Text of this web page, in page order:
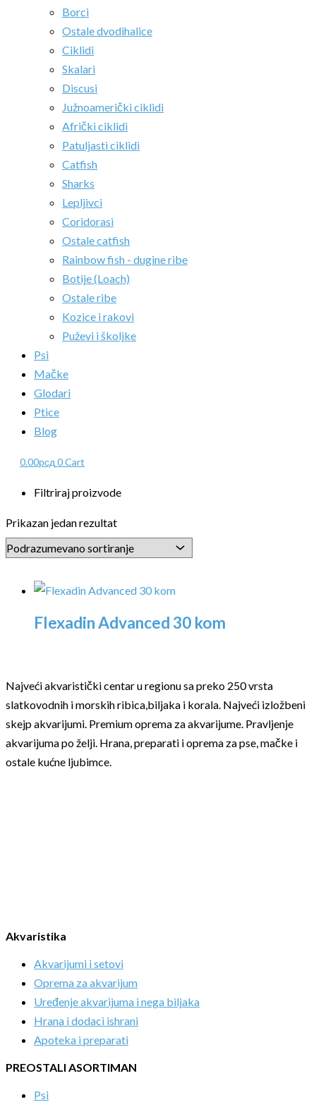
Borci
Ostale dvodihalice
Ciklidi
Skalari
Discusi
Južnoamerički ciklidi
Afrički ciklidi
Patuljasti ciklidi
Catfish
Sharks
Lepljivci
Coridorasi
Ostale catfish
Rainbow fish - dugine ribe
Botije (Loach)
Ostale ribe
Kozice i rakovi
Puževi i školjke
Psi
Mačke
Glodari
Ptice
Blog
0.00рсд 0Cart
Filtriraj proizvode
Prikazan jedan rezultat
Flexadin Advanced 30 kom
Najveći akvaristički centar u regionu sa preko 250 vrsta
slatkovodnih i morskih ribica,biljaka i korala. Najveći izložbeni
skejp akvarijumi. Premium oprema za akvarijume. Pravljenje
akvarijuma po želji. Hrana, preparati i oprema za pse, mačke i
ostale kućne ljubimce.
Akvaristika
Akvarijumi i setovi
Oprema za akvarijum
Uređenje akvarijuma i nega biljaka
Hrana i dodaci ishrani
Apoteka i preparati
PREOSTALI ASORTIMAN
Psi